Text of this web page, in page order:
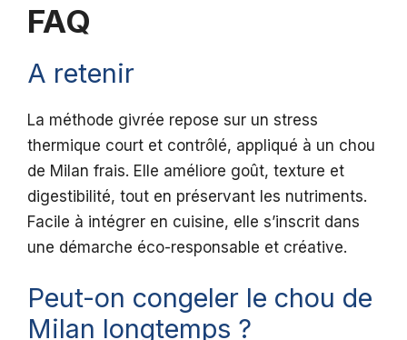
FAQ
A retenir
La méthode givrée repose sur un stress
thermique court et contrôlé, appliqué à un chou
de Milan frais. Elle améliore goût, texture et
digestibilité, tout en préservant les nutriments.
Facile à intégrer en cuisine, elle s’inscrit dans
une démarche éco-responsable et créative.
Peut-on congeler le chou de
Milan longtemps ?